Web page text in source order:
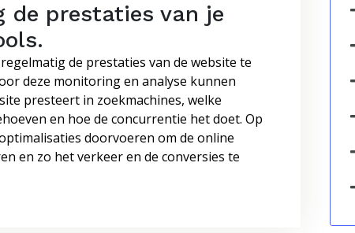
de prestaties van je
de prestaties van de website te
deze monitoring en analyse kunnen
presteert in zoekmachines, welke
en hoe de concurrentie het doet. Op
doorvoeren om de online
en zo het verkeer en de conversies te